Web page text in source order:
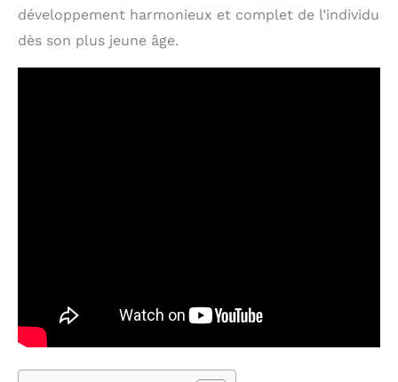
développement harmonieux et complet de l’individu
dès son plus jeune âge.